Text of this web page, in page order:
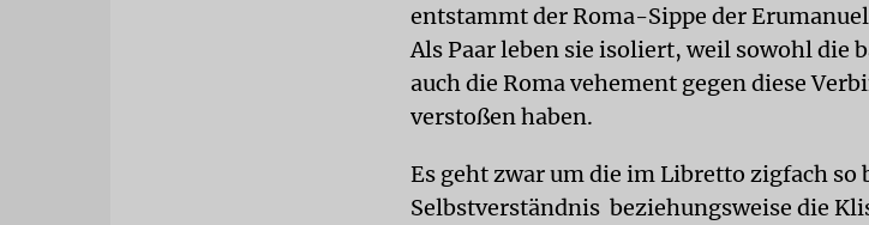
entstammt der Roma-Sippe der
Als Paar leben sie isoliert, weil sowohl die
auch die Roma vehement gegen diese
verstoßen haben.
Es geht zwar um die im Libretto zigfach
Selbstverständnis beziehungsweise die